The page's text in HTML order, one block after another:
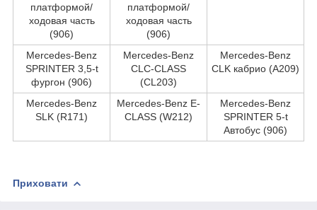
платформой/
ходовая часть
(906)
платформой/
ходовая часть
(906)
Mercedes-Benz
SPRINTER 3,5-t
фургон (906)
Mercedes-Benz
CLC-CLASS
(CL203)
Mercedes-Benz
CLK кабрио (A209)
Mercedes-Benz
SLK (R171)
Mercedes-Benz E-
CLASS (W212)
Mercedes-Benz
SPRINTER 5-t
Автобус (906)
Приховати